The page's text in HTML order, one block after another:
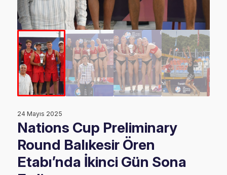
24 Mayıs 2025
Nations Cup Preliminary
Round Balıkesir Ören
Etabı’nda İkinci Gün Sona